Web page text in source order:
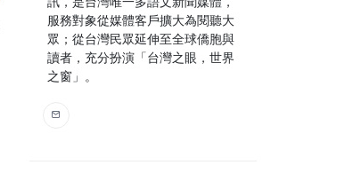
服務對象從媒體客戶擴大為閱聽大
眾；從台灣民眾延伸至全球僑胞與
讀者，充分扮演「台灣之眼，世界
之窗」。